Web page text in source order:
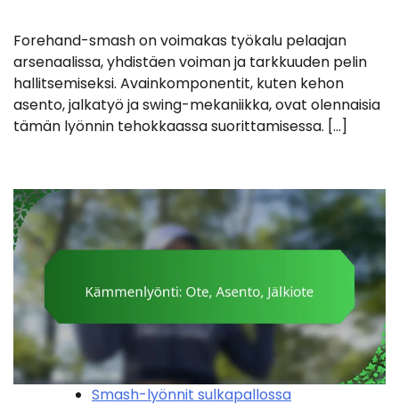
Forehand-smash on voimakas työkalu pelaajan
arsenaalissa, yhdistäen voiman ja tarkkuuden pelin
hallitsemiseksi. Avainkomponentit, kuten kehon
asento, jalkatyö ja swing-mekaniikka, ovat olennaisia
tämän lyönnin tehokkaassa suorittamisessa. […]
Smash-lyönnit sulkapallossa